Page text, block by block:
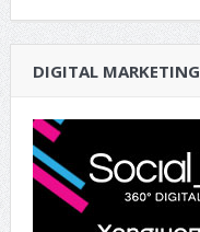
DIGITAL MARKETING